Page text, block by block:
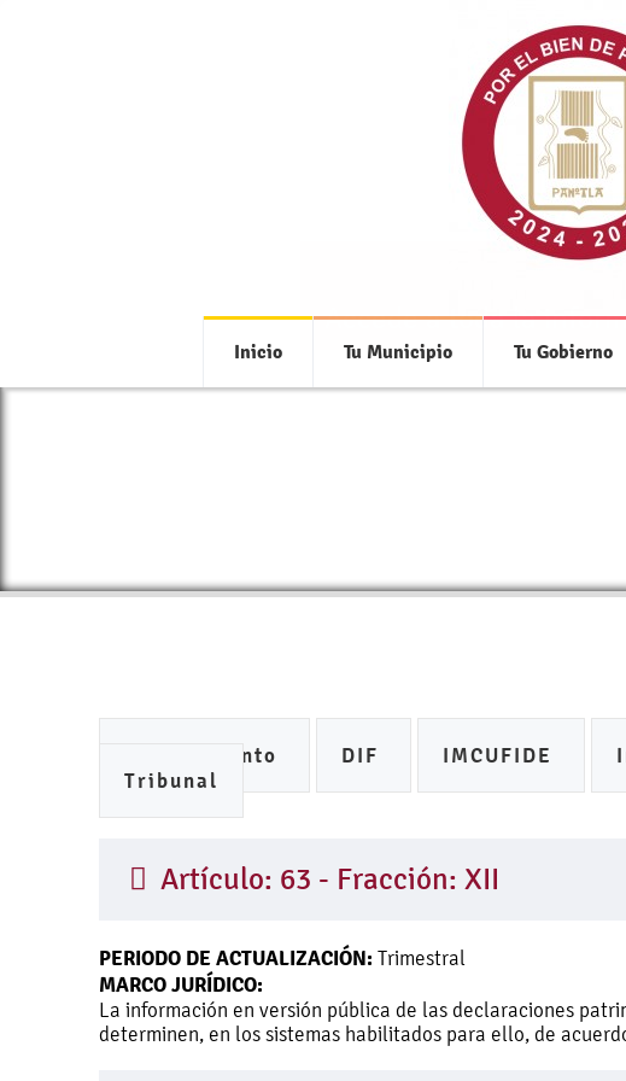
Inicio Tu Municipio Tu Gobierno
Accede a toda la
Ayuntamiento DIF IMCUFIDE
Tribunal
Artículo: 63 - Fracción: XII
PERIODO DE ACTUALIZACIÓN: Trimestral
MARCO JURÍDICO:
La información en versión pública de las declaraciones
determinen, en los sistemas habilitados para ello, de